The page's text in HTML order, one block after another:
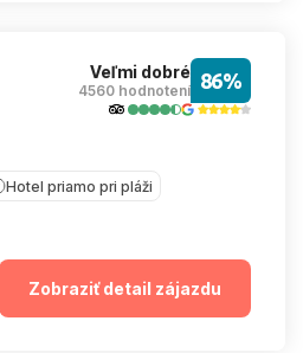
Veľmi dobré
4560 hodnotení 86%
Hotel priamo pri pláži
Zobraziť detail zájazdu